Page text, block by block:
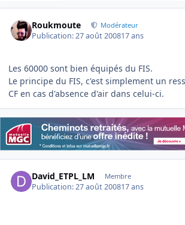
Roukmoute Modérateur
Publication:27 août 200817 ans
Les 60000 sont bien équipés du FIS.
Le principe du FIS, c'est simplement un
CF en cas d'absence d'air dans celui-ci.
David_ETPL_LM Membre
Publication:27 août 200817 ans